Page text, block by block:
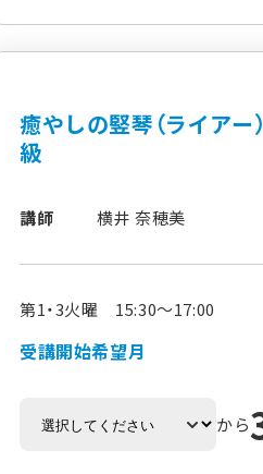
癒やしの竪琴（ライアー
級
講師 横井 奈穂美
第1・3火曜 15:30～17:00
受講開始希望月
から